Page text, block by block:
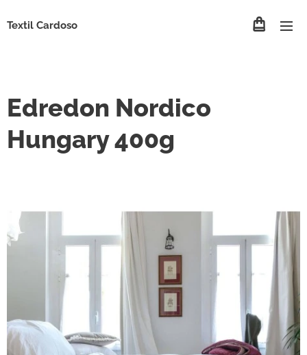
Textil Cardoso
Edredon Nordico
Hungary 400g